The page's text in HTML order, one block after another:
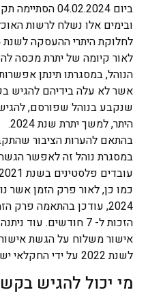
ביום
ובימים אלו נשלח לרשות
לחלוקת היתרי ההעסקה לשנת 2024.
לאור קיומה של יתרת מכסה
הנוהל, במסגרתו תינתן
אשר לא עלה בידיהם להגיש
שנקבע בנוהל שפורסם,
היתר, למשך יתרת שנת 2024.
בהתאם להערות הציבור
במסגרת נוהל זה לאפשר
עובדים פלסטינים בשנת 2021.
כמו כן, לאור פרק הזמן אשר
2024, עודכן בהתאמה
הזכות ל- 7 חודשים.
אישור משלוח על הגשת
לשנת 2022 על ידי החקלאי ישירות למחוז.
מי יכול להגיש